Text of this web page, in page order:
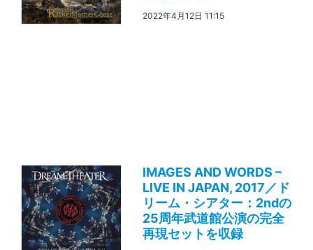
2022年4月12日 11:15
IMAGES AND WORDS –
LIVE IN JAPAN, 2017／ド
リーム・シアター：2ndの
25周年武道館公演の完全
再現セットを収録